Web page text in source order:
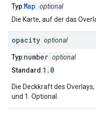
Typ:Map optional
Die Karte, auf der das
opacity optional
Typ:number optional
Standard:1.0
Die Deckkraft des
und 1. Optional.